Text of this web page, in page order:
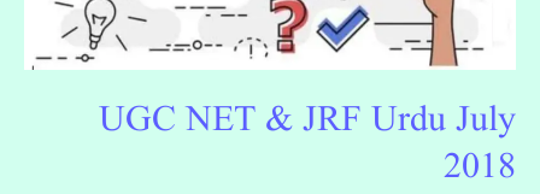
UGC NET & JRF Urdu July
2018